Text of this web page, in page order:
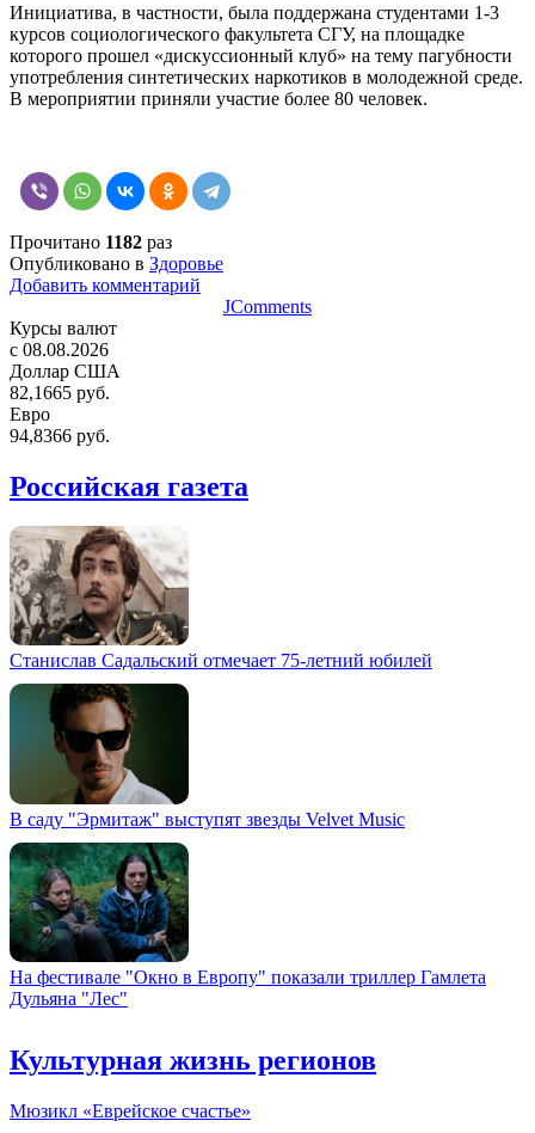
Инициатива, в частности, была поддержана студентами 1-3
курсов социологического факультета СГУ, на площадке
которого прошел «дискуссионный клуб» на тему пагубности
употребления синтетических наркотиков в молодежной среде.
В мероприятии приняли участие более 80 человек.
Прочитано 1182 раз
Опубликовано в Здоровье
Добавить комментарий
JComments
Курсы валют
c 08.08.2026
Доллар США
82,1665 руб.
Евро
94,8366 руб.
Российская газета
Станислав Садальский отмечает 75-летний юбилей
В саду "Эрмитаж" выступят звезды Velvet Music
На фестивале "Окно в Европу" показали триллер Гамлета
Дульяна "Лес"
Культурная жизнь регионов
Мюзикл «Еврейское счастье»